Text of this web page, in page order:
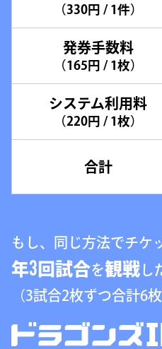
（330円 / 1件）
発券手数料
（165円 / 1枚）
システム利用料
（220円 / 1枚）
合計
もし、同じ方法でチケ
年3 回試合を観戦 し
（3試合2枚ずつ合計6